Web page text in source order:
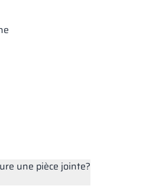
une pièce jointe?